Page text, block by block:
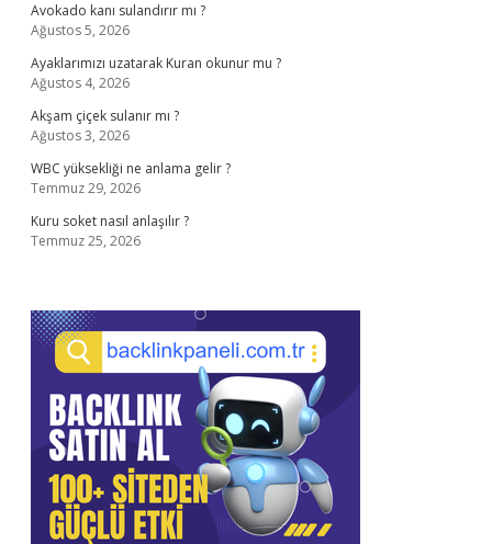
Avokado kanı sulandırır mı ?
Ağustos 5, 2026
Ayaklarımızı uzatarak Kuran okunur mu ?
Ağustos 4, 2026
Akşam çiçek sulanır mı ?
Ağustos 3, 2026
WBC yüksekliği ne anlama gelir ?
Temmuz 29, 2026
Kuru soket nasıl anlaşılır ?
Temmuz 25, 2026